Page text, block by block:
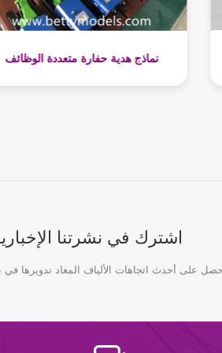
Cruise Ship Metal Gift Models
اشترك في نشرتنا